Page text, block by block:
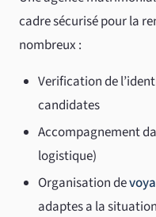
cadre sécurisé pour la
nombreux :
Verification de
candidates
Accompagnement
logistique)
Organisation de
adaptes a la